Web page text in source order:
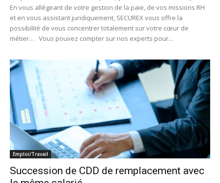
En vous allégeant de votre gestion de la paie, de vos missions RH
et en vous assistant juridiquement, SECUREX vous offre la
possibilité de vous concentrer totalement sur votre cœur de
métier… Vous pouvez compter sur nos experts pour...
Emploi/Travail
Succession de CDD de remplacement avec